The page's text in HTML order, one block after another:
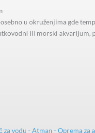
u okruženjima gde
ili morski akvarijum,